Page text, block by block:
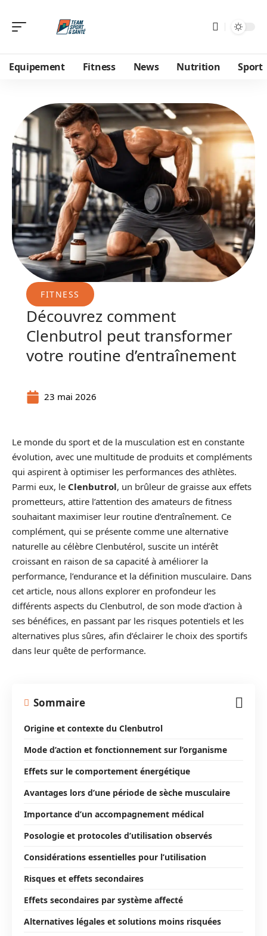
Equipement Fitness News Nutrition Sport
FITNESS
Découvrez comment
Clenbutrol peut transformer
votre routine d’entraînement
23 mai 2026
Le monde du sport et de la musculation est en constante
évolution, avec une multitude de produits et compléments
qui aspirent à optimiser les performances des athlètes.
Parmi eux, le Clenbutrol, un brûleur de graisse aux effets
prometteurs, attire l’attention des amateurs de fitness
souhaitant maximiser leur routine d’entraînement. Ce
complément, qui se présente comme une alternative
naturelle au célèbre Clenbutérol, suscite un intérêt
croissant en raison de sa capacité à améliorer la
performance, l’endurance et la définition musculaire. Dans
cet article, nous allons explorer en profondeur les
différents aspects du Clenbutrol, de son mode d’action à
ses bénéfices, en passant par les risques potentiels et les
alternatives plus sûres, afin d’éclairer le choix des sportifs
dans leur quête de performance.
Sommaire
Origine et contexte du Clenbutrol
Mode d’action et fonctionnement sur l’organisme
Effets sur le comportement énergétique
Avantages lors d’une période de sèche musculaire
Importance d’un accompagnement médical
Posologie et protocoles d’utilisation observés
Considérations essentielles pour l’utilisation
Risques et effets secondaires
Effets secondaires par système affecté
Alternatives légales et solutions moins risquées